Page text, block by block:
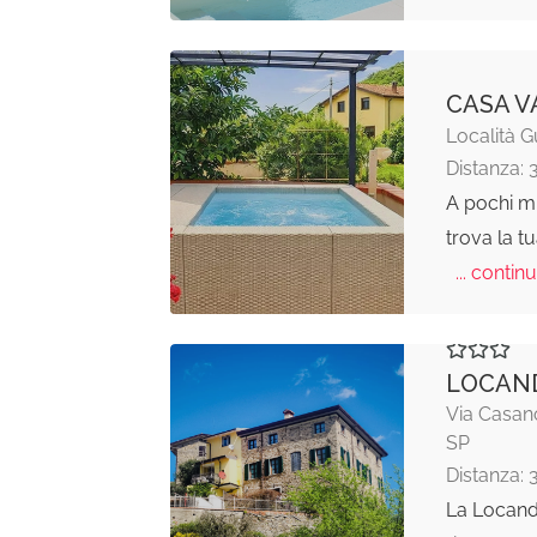
CASA
Località
Distanza:
A pochi
trova la
...
Via
SP
Distanza:
La